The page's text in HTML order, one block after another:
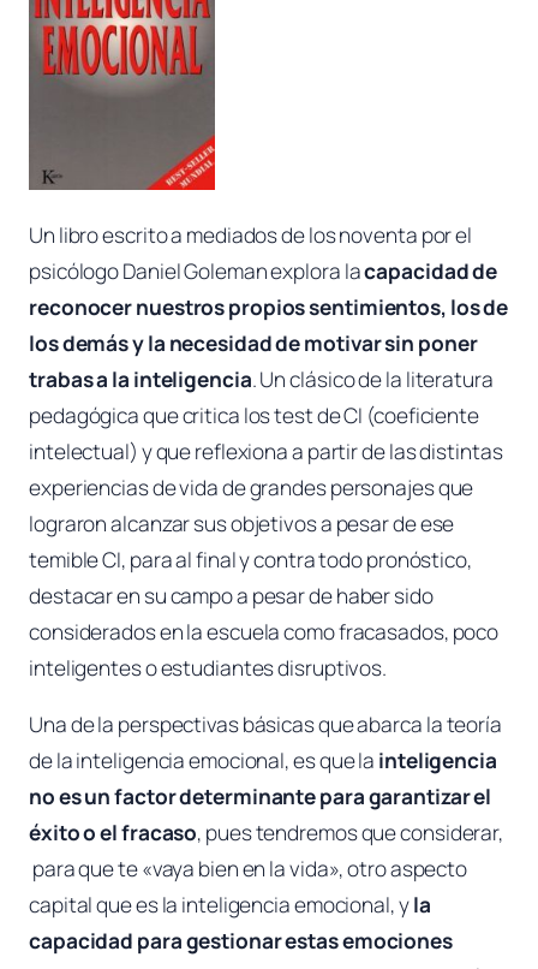
Un libro escrito a mediados de los noventa por el
psicólogo Daniel Goleman explora lacapacidad de
reconocer nuestros propios sentimientos, los de
los demás y la necesidad de motivar sin poner
trabas a la inteligencia. Un clásico de la literatura
pedagógica que critica los test de CI (coeficiente
intelectual) y que reflexiona a partir de las distintas
experiencias de vida de grandes personajes que
lograron alcanzar sus objetivos a pesar de ese
temible CI, para al final y contra todo pronóstico,
destacar en su campo a pesar de haber sido
considerados en la escuela como fracasados, poco
inteligentes o estudiantes disruptivos.
Una de la perspectivas básicas que abarca lateoría
de la inteligencia emocional, es que la inteligencia
no es un factor determinante para garantizar el
éxito o el fracaso, pues tendremos que considerar,
para que te «vaya bien en la vida», otro aspecto
capital que es la inteligencia emocional, yla
capacidad para gestionar estas emociones